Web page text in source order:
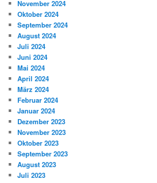
November 2024
Oktober 2024
September 2024
August 2024
Juli 2024
Juni 2024
Mai 2024
April 2024
März 2024
Februar 2024
Januar 2024
Dezember 2023
November 2023
Oktober 2023
September 2023
August 2023
Juli 2023